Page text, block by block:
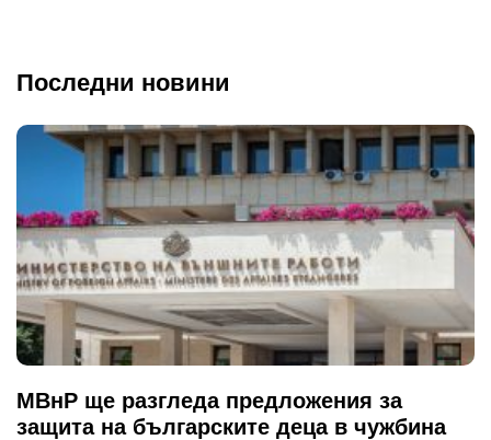
Последни новини
МВнР ще разгледа предложения за
защита на българските деца в чужбина